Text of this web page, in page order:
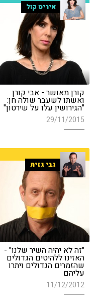
איריס קול
קורן מאושר - אבי קורן
ואשתו לשעבר שולה חן:
"הגירושין עלו על שירטון"
29/11/2015
גבי גזית
"זה לא יהיה השיר שלנו" -
האזינו ללהיטים הגדולים
שהזמרים הגדולים ויתרו
עליהם
11/12/2012